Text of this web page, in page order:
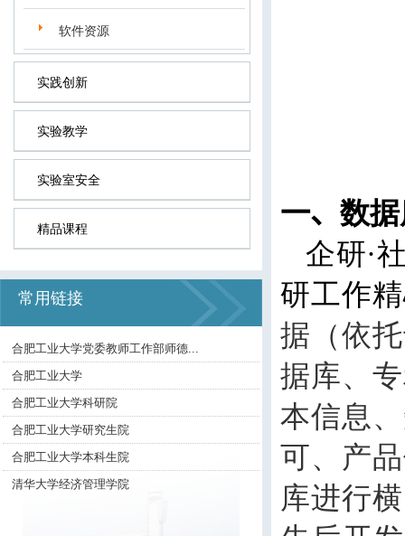
软件资源
实践创新
实验教学
实验室安全
精品课程
常用链接
合肥工业大学党委教师工作部师德...
合肥工业大学
合肥工业大学科研院
合肥工业大学研究生院
合肥工业大学本科生院
清华大学经济管理学院
一、 数
企研·
研工作
据（依
据库、
本信息
可、产
库进行